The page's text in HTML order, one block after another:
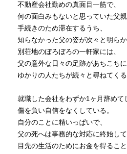
不動産会社勤めの真面目一筋で、
何の面白みもないと思っていた父親
手続きのため滞在するうち、
知らなかった父の姿が次々と明らか
別荘地のぼろぼろの一軒家には、
父の意外な日々の足跡があちこちに
ゆかりの人たちが続々と尋ねてくる
就職した会社をわずか1ヶ月辞めて
傷を負い自信をなくしている。
自分のことに精いっぱいで、
父の死へは事務的な対応に終始して
目先の生活のためにお金を得ること